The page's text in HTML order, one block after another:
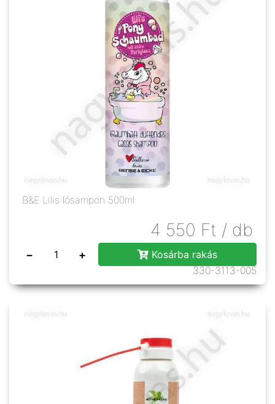
B&E Lilis lósampon 500ml
4 550 Ft / db
− +
Kosárba rakás
330-3113-005